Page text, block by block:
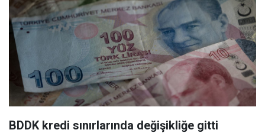
BDDK kredi sınırlarında değişikliğe gitti